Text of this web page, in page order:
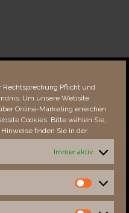
Rechtsprechung Pflicht und
Um unsere Website
Online-Marketing erreichen
Cookies. Bitte wählen Sie,
finden Sie in der
Immer aktiv
Statistiken